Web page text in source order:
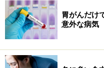
血液検査だけで「胃の健康
ます！
胃がんだけ
意外な病気